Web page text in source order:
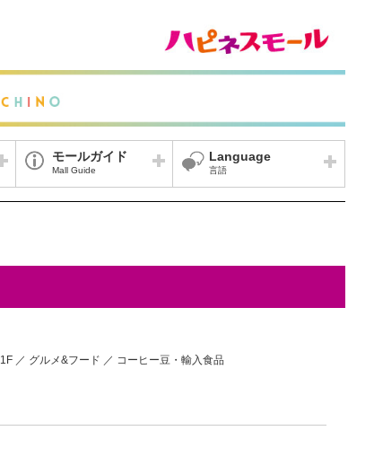
モールガイド
Mall Guide
Language
言語
1F ／ グルメ&フード ／ コーヒー豆・輸入食品